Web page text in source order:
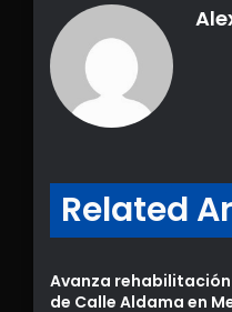
Related
Avanza
de Calle Aldama en